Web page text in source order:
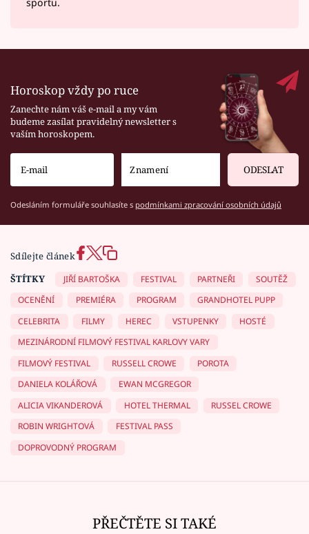
Horoskop vždy po ruce
Zanechte nám váš e-mail a my vám
budeme zasílat pravidelný newsletter s
vaším horoskopem.
ODESLAT
Odesláním formuláře souhlasíte s podmínkami zpracování osobních údajů
Sdílejte článek
ŠTÍTKY
JIŘÍ BARTOŠKA FESTIVAL PARTNEŘI
SOUTĚŽ
OCENĚNÍ
PREMIÉRA PROGRAM
GRANDHOTEL PUPP
CELEBRITA
FILMY HEREC VSTUPENKY
HOSTÉ
MEZINÁRODNÍ FILMOVÝ FESTIVAL KARLOVY VARY
FILMOVÝ FESTIVAL
RUSSELL CROWE
POROTA
DANIELA KOLÁŘOVÁ
EWAN MCGREGOR
ALICIA VIKANDEROVÁ
HOTEL THERMAL
RUSSEL CROWE
ROBIN WRIGHTOVÁ
FESTIVAL PASS
DOPROVODNÝ PROGRAM
PŘEČTĚTE SI TAKÉ